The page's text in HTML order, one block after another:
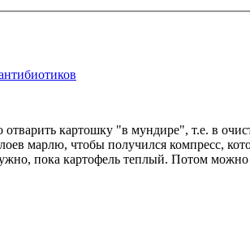
картошку "в мундире", т.е. в
марлю, чтобы получился компресс,
пока картофель теплый. Потом можно